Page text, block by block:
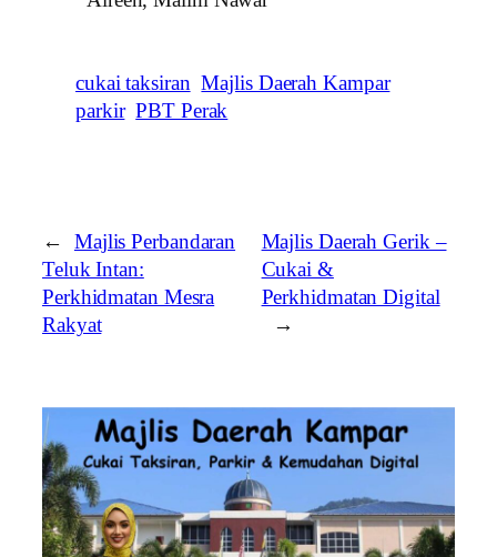
cukai taksiran Majlis Daerah Kampar
parkir PBT Perak
←
Majlis Perbandaran
Teluk Intan:
Perkhidmatan Mesra
Rakyat
Majlis Daerah Gerik –
Cukai &
Perkhidmatan Digital
→